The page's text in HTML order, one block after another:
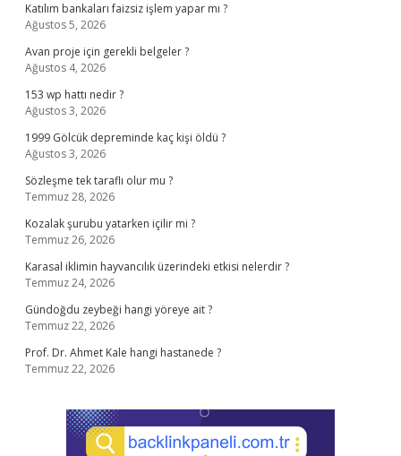
Katılım bankaları faizsiz işlem yapar mı ?
Ağustos 5, 2026
Avan proje için gerekli belgeler ?
Ağustos 4, 2026
153 wp hattı nedir ?
Ağustos 3, 2026
1999 Gölcük depreminde kaç kişi öldü ?
Ağustos 3, 2026
Sözleşme tek taraflı olur mu ?
Temmuz 28, 2026
Kozalak şurubu yatarken içilir mi ?
Temmuz 26, 2026
Karasal iklimin hayvancılık üzerindeki etkisi nelerdir ?
Temmuz 24, 2026
Gündoğdu zeybeği hangi yöreye ait ?
Temmuz 22, 2026
Prof. Dr. Ahmet Kale hangi hastanede ?
Temmuz 22, 2026